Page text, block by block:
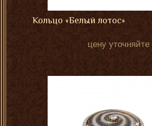
Кольцо «Белый лотос»
цену уточняйте